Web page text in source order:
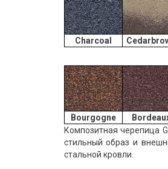
Charcoal
Bourgogne
Композитная черепица
стильный образ и
стальной кровли.